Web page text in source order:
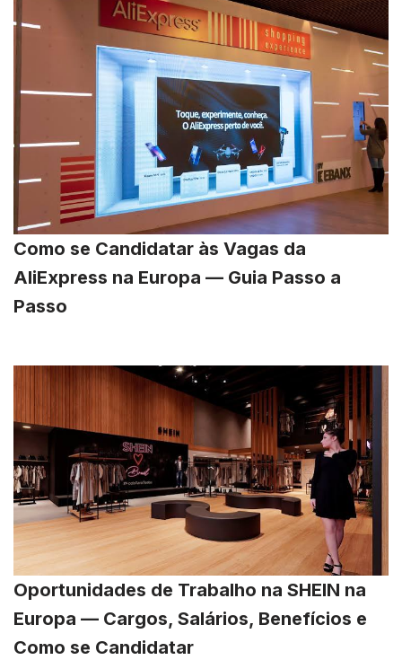
Como se Candidatar às Vagas da
AliExpress na Europa — Guia Passo a
Passo
Oportunidades de Trabalho na SHEIN na
Europa — Cargos, Salários, Benefícios e
Como se Candidatar